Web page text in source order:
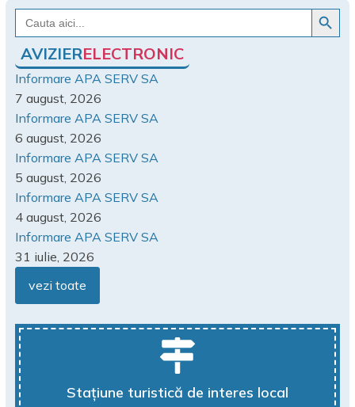
Search
for:
Search Button
AVIZIERELECTRONIC
Informare APA SERV SA
7 august, 2026
Informare APA SERV SA
6 august, 2026
Informare APA SERV SA
5 august, 2026
Informare APA SERV SA
4 august, 2026
Informare APA SERV SA
31 iulie, 2026
vezi toate
Stațiune turistică de interes local